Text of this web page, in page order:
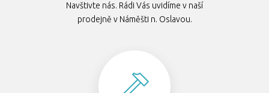
Navštivte nás. Rádi Vás uvidíme v naší
prodejně v Náměšti n. Oslavou.